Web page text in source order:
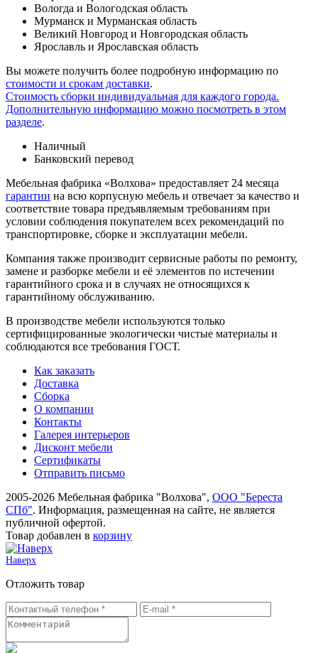
Вологда и Вологодская область
Мурманск и Мурманская область
Великий Новгород и Новгородская область
Ярославль и Ярославская область
Вы можете получить более подробную информацию по
стоимости и срокам доставки.
Стоимость сборки индивидуальная для каждого города.
Дополнительную информацию можно посмотреть в этом
разделе.
Наличный
Банковский перевод
Мебельная фабрика «Волхова» предоставляет 24 месяца
гарантии на всю корпусную мебель и отвечает за качество и
соответствие товара предъяв­ляе­мым требованиям при
условии соблюдения покупателем всех рекомендаций по
транспорти­ровке, сборке и эксплуатации мебели.
Компания также производит сервисные работы по ремонту,
замене и разборке мебели и её элементов по истечении
гарантийного срока и в случаях не относящихся к
гарантийному обслуживанию.
В производстве мебели используются только
сертифицированные экологически чистые материалы и
соблюдаются все требования ГОСТ.
Как заказать
Доставка
Сборка
О компании
Контакты
Галерея интерьеров
Дисконт мебели
Сертификаты
Отправить письмо
2005-2026 Мебельная фабрика "Волхова", ООО "Береста
СПб". Информация, размещенная на сайте, не является
публичной офертой.
Товар добавлен в корзину
Наверх
Отложить товар